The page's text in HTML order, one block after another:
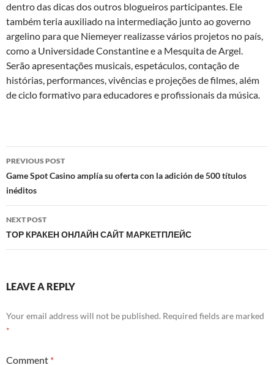
dentro das dicas dos outros blogueiros participantes. Ele
também teria auxiliado na intermediação junto ao governo
argelino para que Niemeyer realizasse vários projetos no país,
como a Universidade Constantine e a Mesquita de Argel.
Serão apresentações musicais, espetáculos, contação de
histórias, performances, vivências e projeções de filmes, além
de ciclo formativo para educadores e profissionais da música.
Post
navigation
PREVIOUS POST
Game Spot Casino amplía su oferta con la adición de 500 títulos
inéditos
NEXT POST
ТОР КРАКЕН ОНЛАЙН САЙТ МАРКЕТПЛЕЙС
LEAVE A REPLY
Your email address will not be published. Required fields are marked
*
Comment *